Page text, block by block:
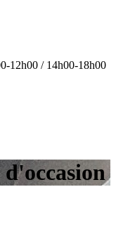
12h00 / 14h00-18h00